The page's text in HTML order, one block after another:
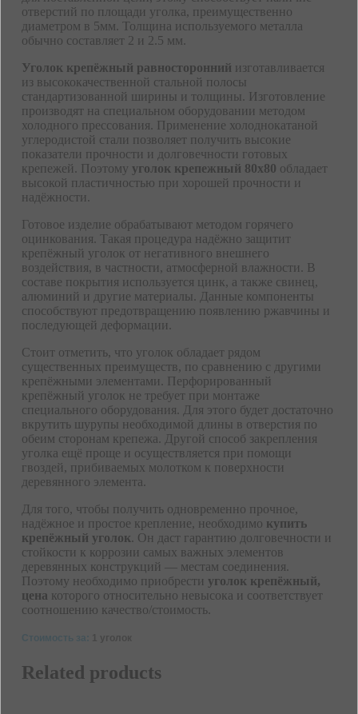
отверстий по площади уголка, преимущественно
диаметром в 5мм. Толщина используемого металла
обычно составляет 2 и 2.5 мм.
Уголок крепёжный равносторонний изготавливается
из высококачественной стальной полосы
стандартизованной ширины и толщины. Изготовление
производят на специальном оборудовании методом
холодного прессования. Применение холоднокатаной
углеродистой стали позволяет получить высокие
показатели прочности и долговечности готовых
крепежей. Поэтому уголок крепежный 80х80 обладает
высокой пластичностью при хорошей прочности и
надёжности.
Готовое изделие обрабатывают методом горячего
оцинкования. Такая процедура надёжно защитит
крепёжный уголок от негативного внешнего
воздействия, в частности, атмосферной влажности. В
составе покрытия используется цинк, а также свинец,
алюминий и другие материалы. Данные компоненты
способствуют предотвращению появлению ржавчины и
последующей деформации.
Стоит отметить, что уголок обладает рядом
существенных преимуществ, по сравнению с другими
крепёжными элементами. Перфорированный
крепёжный уголок не требует при монтаже
специального оборудования. Для этого будет достаточно
вкрутить шурупы необходимой длины в отверстия по
обеим сторонам крепежа. Другой способ закрепления
уголка ещё проще и осуществляется при помощи
гвоздей, прибиваемых молотком к поверхности
деревянного элемента.
Для того, чтобы получить одновременно прочное,
надёжное и простое крепление, необходимо купить
крепёжный уголок. Он даст гарантию долговечности и
стойкости к коррозии самых важных элементов
деревянных конструкций — местам соединения.
Поэтому необходимо приобрести уголок крепёжный,
цена которого относительно невысока и соответствует
соотношению качество/стоимость.
Стоимость за:
Related products